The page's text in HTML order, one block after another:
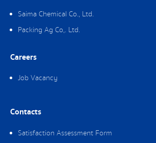
Saima Chemical Co., Ltd.
Packing Ag Co,. Ltd.
Careers
Job Vacancy
Contacts
Satisfaction Assessment Form